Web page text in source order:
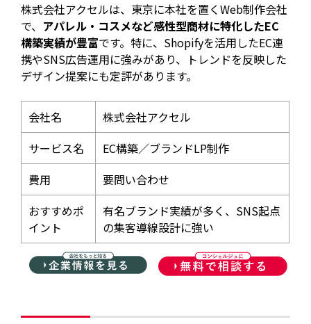
株式会社アクセルは、東京に本社を置くWeb制作会社
で、 アパレル・コスメなど感性型商材に特化したEC
構築実績が豊富です。特に、Shopifyを活用したEC連
携やSNS広告運用に強みがあり、トレンドを反映した
デザイン提案にも定評があります。
会社名
株式会社アクセル
サービス名
EC構築／ブランドLP制作
費用
要問い合わせ
おすすめポ
イント
有名ブランド実績が多く、SNS起点
の集客導線設計に強い